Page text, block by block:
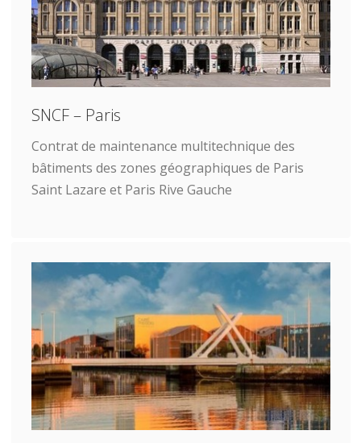
SNCF – Paris
Contrat de maintenance multitechnique des
bâtiments des zones géographiques de Paris
Saint Lazare et Paris Rive Gauche